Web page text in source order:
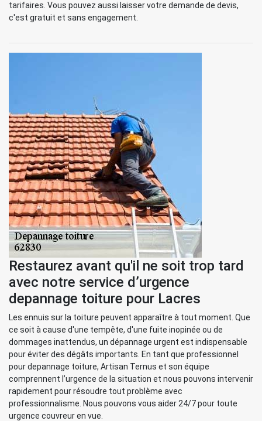
tarifaires. Vous pouvez aussi laisser votre demande de devis,
c'est gratuit et sans engagement.
Restaurez avant qu'il ne soit trop tard
avec notre service d’urgence
depannage toiture pour Lacres
Les ennuis sur la toiture peuvent apparaître à tout moment. Que
ce soit à cause d'une tempête, d'une fuite inopinée ou de
dommages inattendus, un dépannage urgent est indispensable
pour éviter des dégâts importants. En tant que professionnel
pour depannage toiture, Artisan Ternus et son équipe
comprennent l’urgence de la situation et nous pouvons intervenir
rapidement pour résoudre tout problème avec
professionnalisme. Nous pouvons vous aider 24/7 pour toute
urgence couvreur en vue.